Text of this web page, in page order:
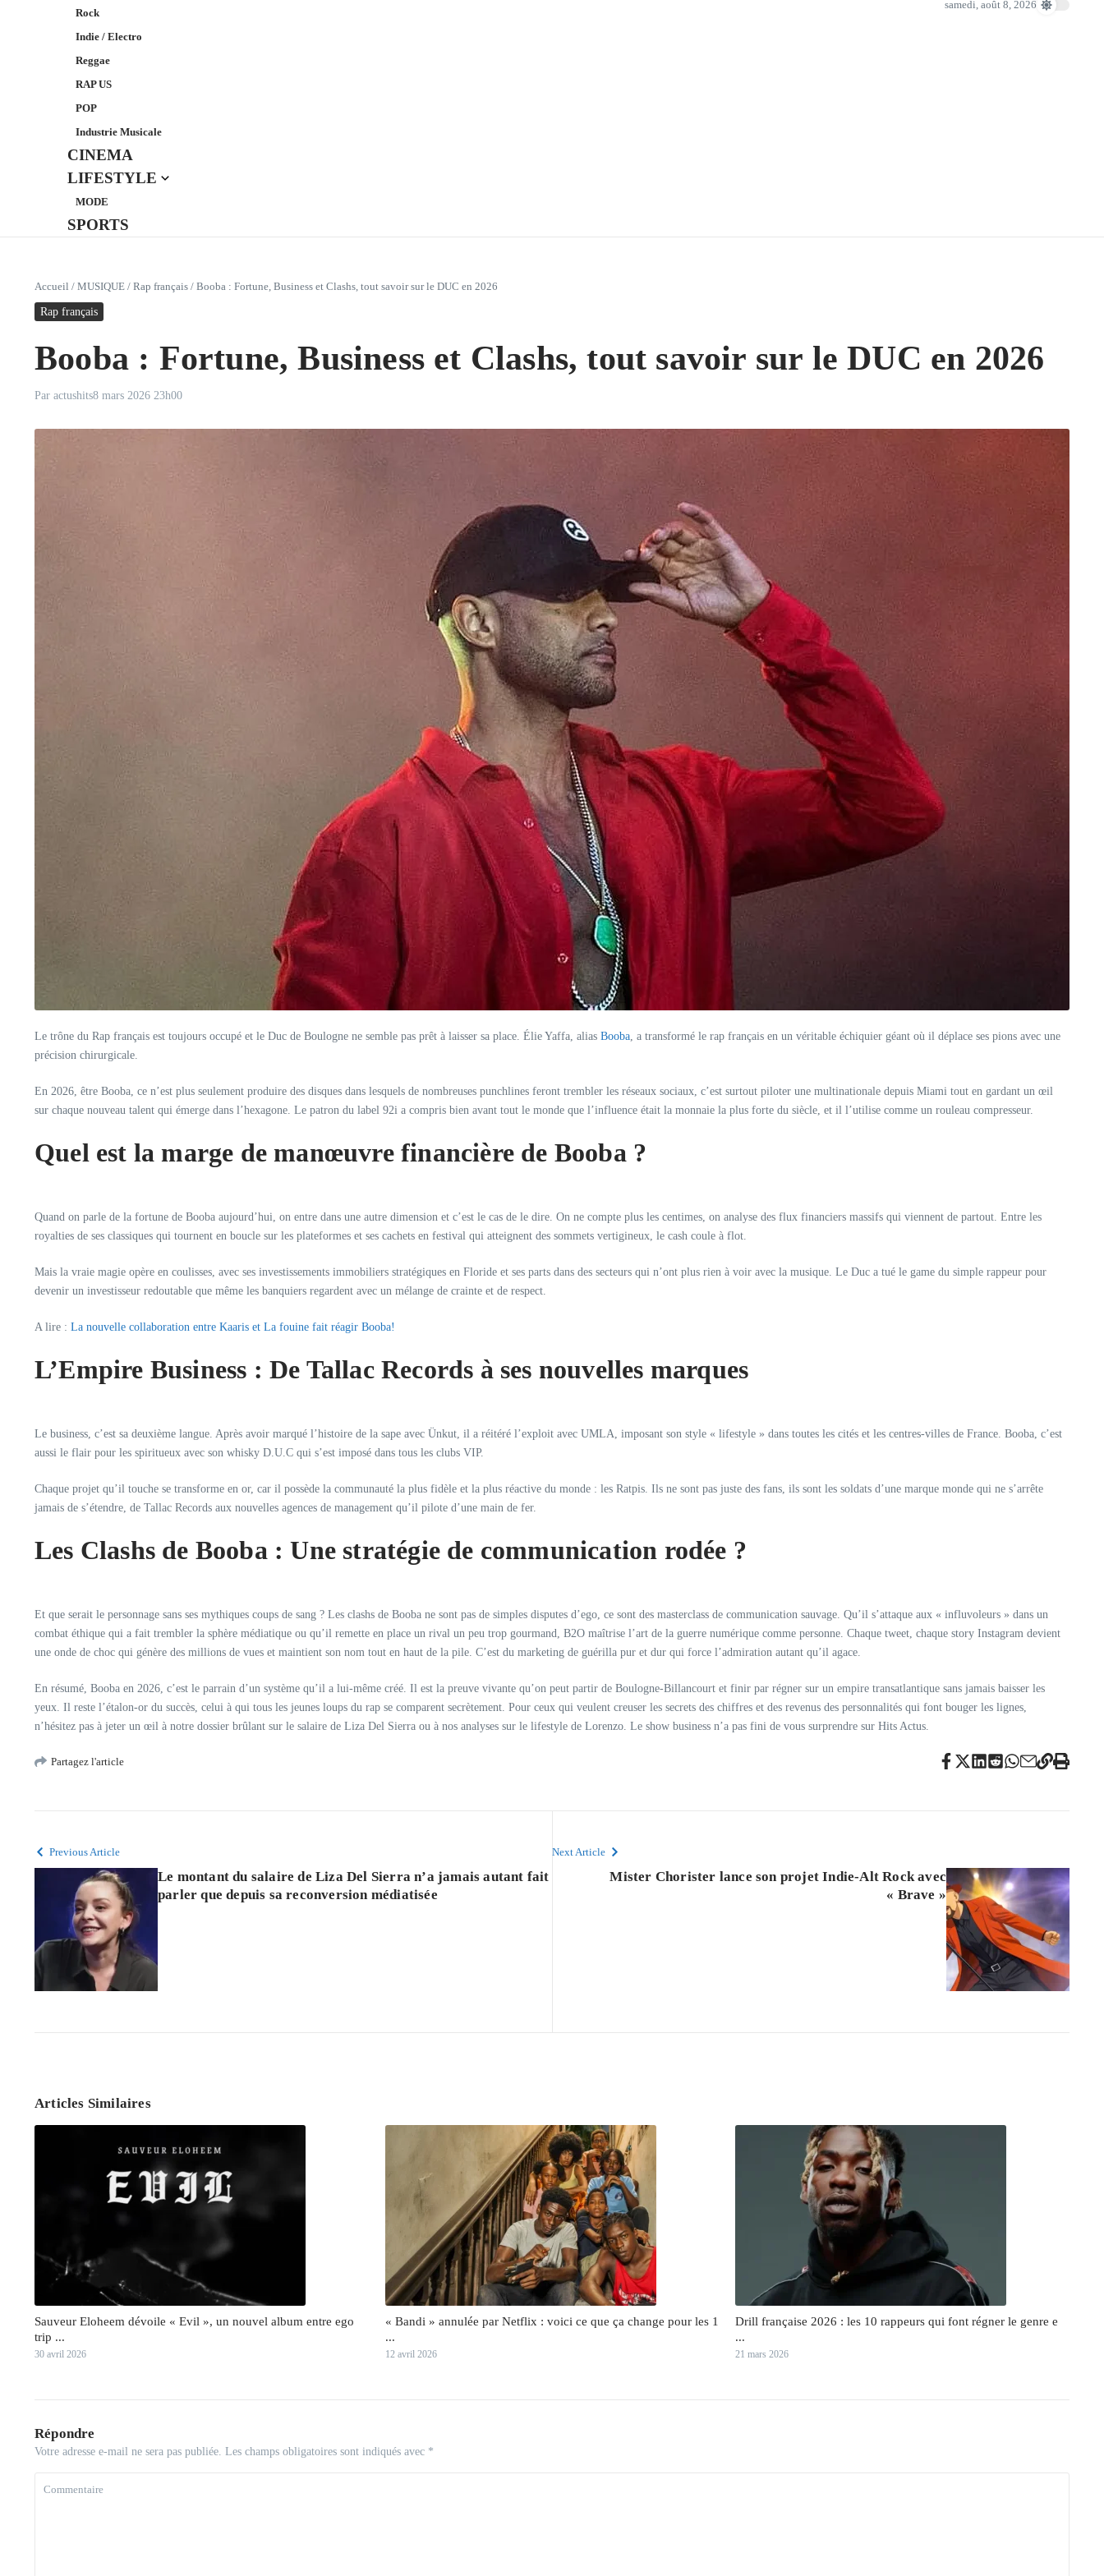
Rock
Indie / Electro
Reggae
RAP US
POP
Industrie Musicale
CINEMA
LIFESTYLE
MODE
SPORTS
samedi, août 8, 2026
Accueil / MUSIQUE / Rap français / Booba : Fortune, Business et Clashs, tout savoir sur le DUC en 2026
Rap français
Booba : Fortune, Business et Clashs, tout savoir sur le DUC en 2026
Par actushits8 mars 2026 23h00
Le trône du Rap français est toujours occupé et le Duc de Boulogne ne semble pas prêt à laisser sa place. Élie Yaffa, alias Booba, a transformé le rap français en un véritable échiquier géant où il déplace ses pions avec une
précision chirurgicale.
En 2026, être Booba, ce n’est plus seulement produire des disques dans lesquels de nombreuses punchlines feront trembler les réseaux sociaux, c’est surtout piloter une multinationale depuis Miami tout en gardant un œil
sur chaque nouveau talent qui émerge dans l’hexagone. Le patron du label 92i a compris bien avant tout le monde que l’influence était la monnaie la plus forte du siècle, et il l’utilise comme un rouleau compresseur.
Quel est la marge de manœuvre financière de Booba ?
Quand on parle de la fortune de Booba aujourd’hui, on entre dans une autre dimension et c’est le cas de le dire. On ne compte plus les centimes, on analyse des flux financiers massifs qui viennent de partout. Entre les
royalties de ses classiques qui tournent en boucle sur les plateformes et ses cachets en festival qui atteignent des sommets vertigineux, le cash coule à flot.
Mais la vraie magie opère en coulisses, avec ses investissements immobiliers stratégiques en Floride et ses parts dans des secteurs qui n’ont plus rien à voir avec la musique. Le Duc a tué le game du simple rappeur pour
devenir un investisseur redoutable que même les banquiers regardent avec un mélange de crainte et de respect.
A lire : La nouvelle collaboration entre Kaaris et La fouine fait réagir Booba!
L’Empire Business : De Tallac Records à ses nouvelles marques
Le business, c’est sa deuxième langue. Après avoir marqué l’histoire de la sape avec Ünkut, il a réitéré l’exploit avec UMLA, imposant son style « lifestyle » dans toutes les cités et les centres-villes de France. Booba, c’est
aussi le flair pour les spiritueux avec son whisky D.U.C qui s’est imposé dans tous les clubs VIP.
Chaque projet qu’il touche se transforme en or, car il possède la communauté la plus fidèle et la plus réactive du monde : les Ratpis. Ils ne sont pas juste des fans, ils sont les soldats d’une marque monde qui ne s’arrête
jamais de s’étendre, de Tallac Records aux nouvelles agences de management qu’il pilote d’une main de fer.
Les Clashs de Booba : Une stratégie de communication rodée ?
Et que serait le personnage sans ses mythiques coups de sang ? Les clashs de Booba ne sont pas de simples disputes d’ego, ce sont des masterclass de communication sauvage. Qu’il s’attaque aux « influvoleurs » dans un
combat éthique qui a fait trembler la sphère médiatique ou qu’il remette en place un rival un peu trop gourmand, B2O maîtrise l’art de la guerre numérique comme personne. Chaque tweet, chaque story Instagram devient
une onde de choc qui génère des millions de vues et maintient son nom tout en haut de la pile. C’est du marketing de guérilla pur et dur qui force l’admiration autant qu’il agace.
En résumé, Booba en 2026, c’est le parrain d’un système qu’il a lui-même créé. Il est la preuve vivante qu’on peut partir de Boulogne-Billancourt et finir par régner sur un empire transatlantique sans jamais baisser les
yeux. Il reste l’étalon-or du succès, celui à qui tous les jeunes loups du rap se comparent secrètement. Pour ceux qui veulent creuser les secrets des chiffres et des revenus des personnalités qui font bouger les lignes,
n’hésitez pas à jeter un œil à notre dossier brûlant sur le salaire de Liza Del Sierra ou à nos analyses sur le lifestyle de Lorenzo. Le show business n’a pas fini de vous surprendre sur Hits Actus.
Partagez l'article
Previous Article
Le montant du salaire de Liza Del Sierra n’a jamais autant fait
parler que depuis sa reconversion médiatisée
Next Article
Mister Chorister lance son projet Indie-Alt Rock avec
« Brave »
Articles Similaires
Sauveur Eloheem dévoile « Evil », un nouvel album entre ego
trip ...
30 avril 2026
« Bandi » annulée par Netflix : voici ce que ça change pour les 1
...
12 avril 2026
Drill française 2026 : les 10 rappeurs qui font régner le genre e
...
21 mars 2026
Répondre
Votre adresse e-mail ne sera pas publiée. Les champs obligatoires sont indiqués avec *